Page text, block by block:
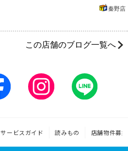
秦野店
この店舗のブログ一覧へ
サービスガイド 読みもの 店舗物件募集